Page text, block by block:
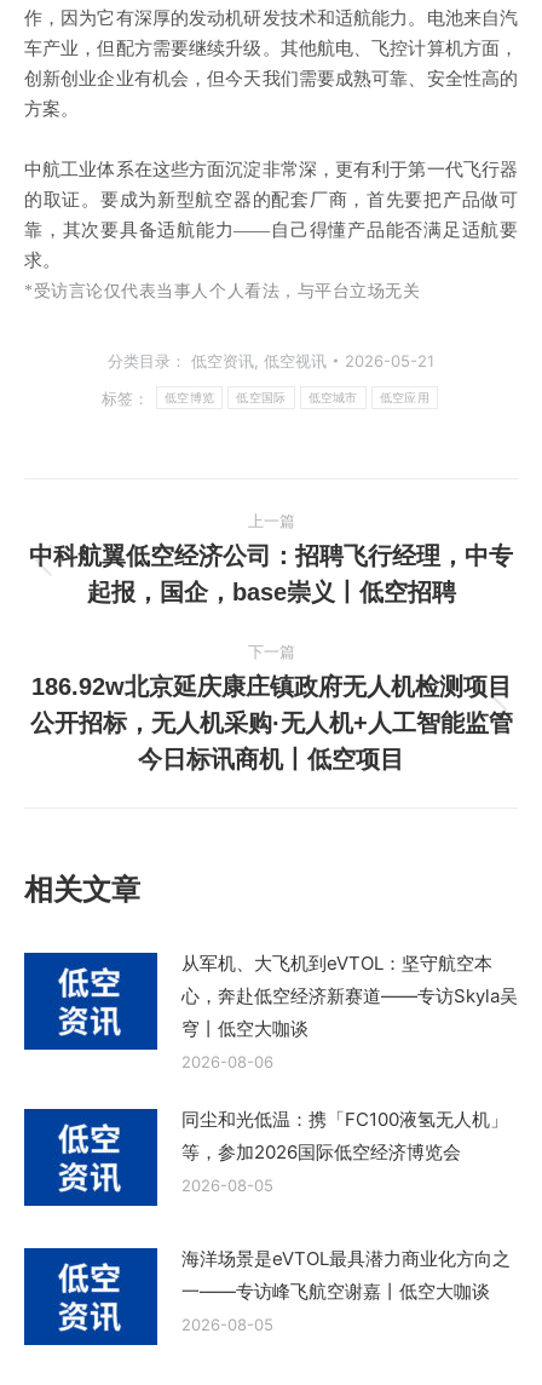
作，因为它有深厚的发动机研发技术和适航能力。电池来自汽
车产业，但配方需要继续升级。其他航电、飞控计算机方面，
创新创业企业有机会，但今天我们需要成熟可靠、安全性高的
方案。
中航工业体系在这些方面沉淀非常深，更有利于第一代飞行器
的取证。要成为新型航空器的配套厂商，首先要把产品做可
靠，其次要具备适航能力——自己得懂产品能否满足适航要
求。
* 受访言论仅代表当事人个人看法，与平台立场无关
分类目录： 低空资讯, 低空视讯
2026-05-21
标签：
低空博览 低空国际 低空城市 低空应用
章
航
上一篇
一
篇
文
章：
中科航翼低空经济公司：招聘飞行经理，中专
起报，国企，base崇义丨低空招聘
下一篇
下
一
186.92w北京延庆康庄镇政府无人机检测项目
公开招标，无人机采购·无人机+人工智能监管
今日标讯商机丨低空项目
相关文章
从军机、大飞机到eVTOL：坚守航空本
心，奔赴低空经济新赛道——专访Skyla吴
穹丨低空大咖谈
2026-08-06
同尘和光低温：携「FC100液氢无人机」
等，参加2026国际低空经济博览会
2026-08-05
海洋场景是eVTOL最具潜力商业化方向之
一——专访峰飞航空谢嘉丨低空大咖谈
2026-08-05